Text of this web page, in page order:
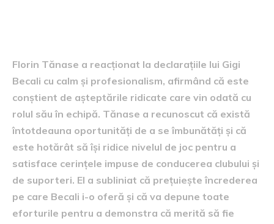
Florin Tănase a reacționat la declarațiile lui Gigi
Becali cu calm și profesionalism, afirmând că este
conștient de așteptările ridicate care vin odată cu
rolul său în echipă. Tănase a recunoscut că există
întotdeauna oportunități de a se îmbunătăți și că
este hotărât să își ridice nivelul de joc pentru a
satisface cerințele impuse de conducerea clubului și
de suporteri. El a subliniat că prețuiește încrederea
pe care Becali i-o oferă și că va depune toate
eforturile pentru a demonstra că merită să fie